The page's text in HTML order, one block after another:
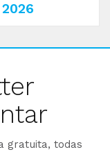
gratuita, todas